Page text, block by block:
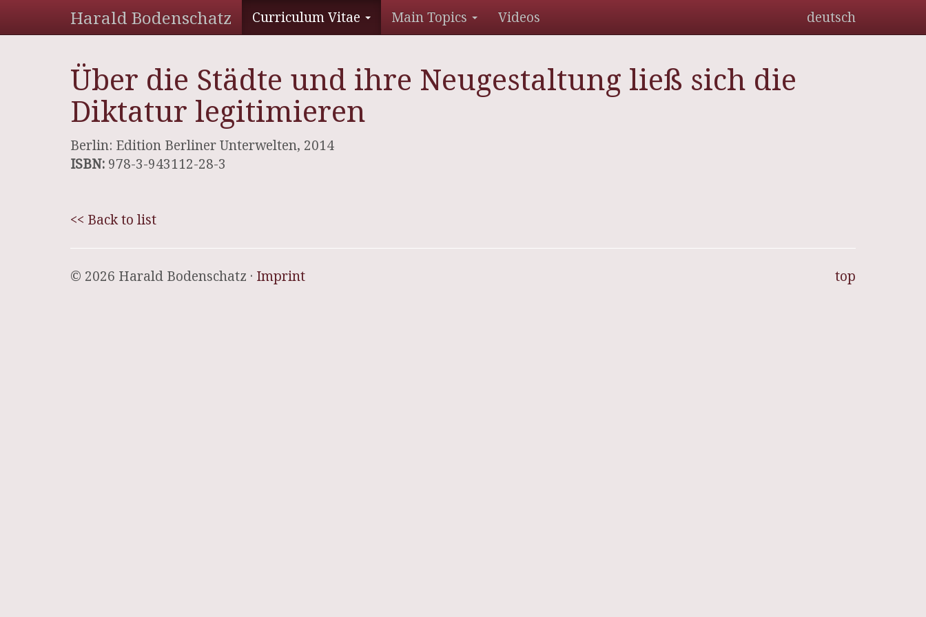
Harald Bodenschatz Curriculum Vitae Main Topics Videos deutsch
Über die Städte und ihre Neugestaltung ließ sich die
Diktatur legitimieren
Berlin: Edition Berliner Unterwelten, 2014
ISBN: 978-3-943112-28-3
<< Back to list
top
© 2026 Harald Bodenschatz · Imprint